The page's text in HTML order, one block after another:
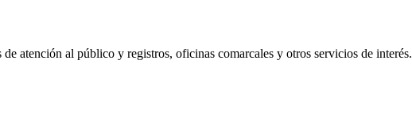
atención al público y registros, oficinas comarcales y otros servicios de interés.